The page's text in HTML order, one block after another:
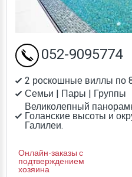
2 роскошные виллы по
Семьи | Пары | Группы
Великолепный
Голанские высоты и
Галилеи.
Онлайн-заказы с
подтверждением
хозяина
052-9095774